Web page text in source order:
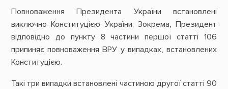
Повноваження Президента України встановлені
виключно Конституцією України. Зокрема, Президент
відповідно до пункту 8 частини першої статті 106
припиняє повноваження ВРУ у випадках, встановлених
Конституцією.
Такі три випадки встановлені частиною другої статті 90